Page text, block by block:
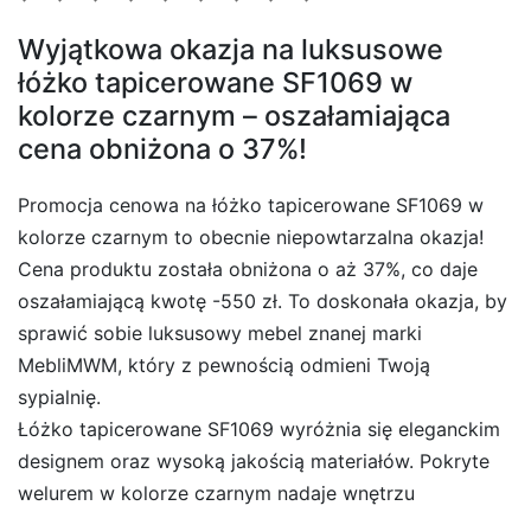
Wyjątkowa okazja na luksusowe
łóżko tapicerowane SF1069 w
kolorze czarnym – oszałamiająca
cena obniżona o 37%!
Promocja cenowa na łóżko tapicerowane SF1069 w
kolorze czarnym to obecnie niepowtarzalna okazja!
Cena produktu została obniżona o aż 37%, co daje
oszałamiającą kwotę -550 zł. To doskonała okazja, by
sprawić sobie luksusowy mebel znanej marki
MebliMWM, który z pewnością odmieni Twoją
sypialnię.
Łóżko tapicerowane SF1069 wyróżnia się eleganckim
designem oraz wysoką jakością materiałów. Pokryte
welurem w kolorze czarnym nadaje wnętrzu